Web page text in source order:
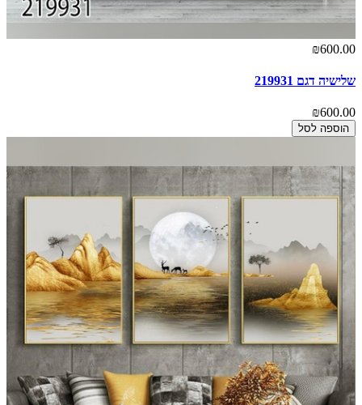
₪600.00
שלישיה דגם 219931
₪600.00
הוספה לסל